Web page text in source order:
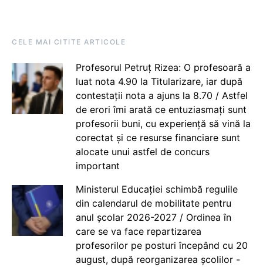
CELE MAI CITITE ARTICOLE
Profesorul Petruț Rizea: O profesoară a
luat nota 4.90 la Titularizare, iar după
contestații nota a ajuns la 8.70 / Astfel
de erori îmi arată ce entuziasmați sunt
profesorii buni, cu experiență să vină la
corectat și ce resurse financiare sunt
alocate unui astfel de concurs
important
Ministerul Educației schimbă regulile
din calendarul de mobilitate pentru
anul școlar 2026-2027 / Ordinea în
care se va face repartizarea
profesorilor pe posturi începând cu 20
august, după reorganizarea școlilor -